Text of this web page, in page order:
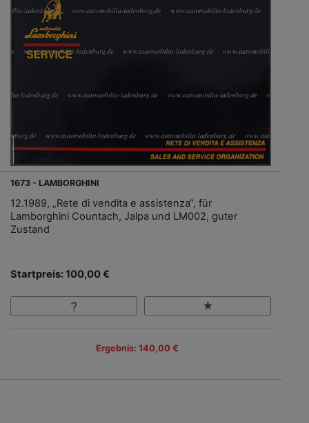
1673 - LAMBORGHINI
12.1989, „Rete di vendita e assistenza“, für
Lamborghini Countach, Jalpa und LM002, guter
Zustand
Startpreis: 100,00 €
Ergebnis: 140,00 €